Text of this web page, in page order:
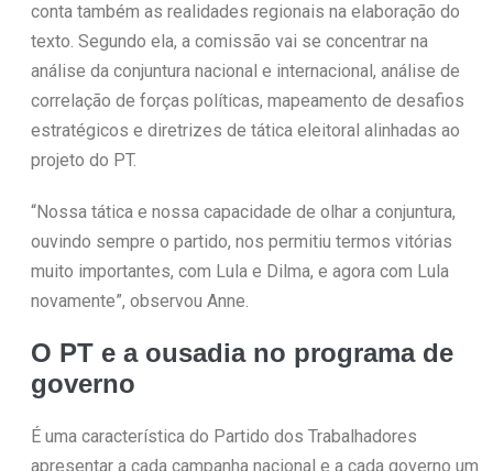
conta também as realidades regionais na elaboração do
texto. Segundo ela, a comissão vai se concentrar na
análise da conjuntura nacional e internacional, análise de
correlação de forças políticas, mapeamento de desafios
estratégicos e diretrizes de tática eleitoral alinhadas ao
projeto do PT.
“Nossa tática e nossa capacidade de olhar a conjuntura,
ouvindo sempre o partido, nos permitiu termos vitórias
muito importantes, com Lula e Dilma, e agora com Lula
novamente”, observou Anne.
O PT e a ousadia no programa de
governo
É uma característica do Partido dos Trabalhadores
apresentar a cada campanha nacional e a cada governo um